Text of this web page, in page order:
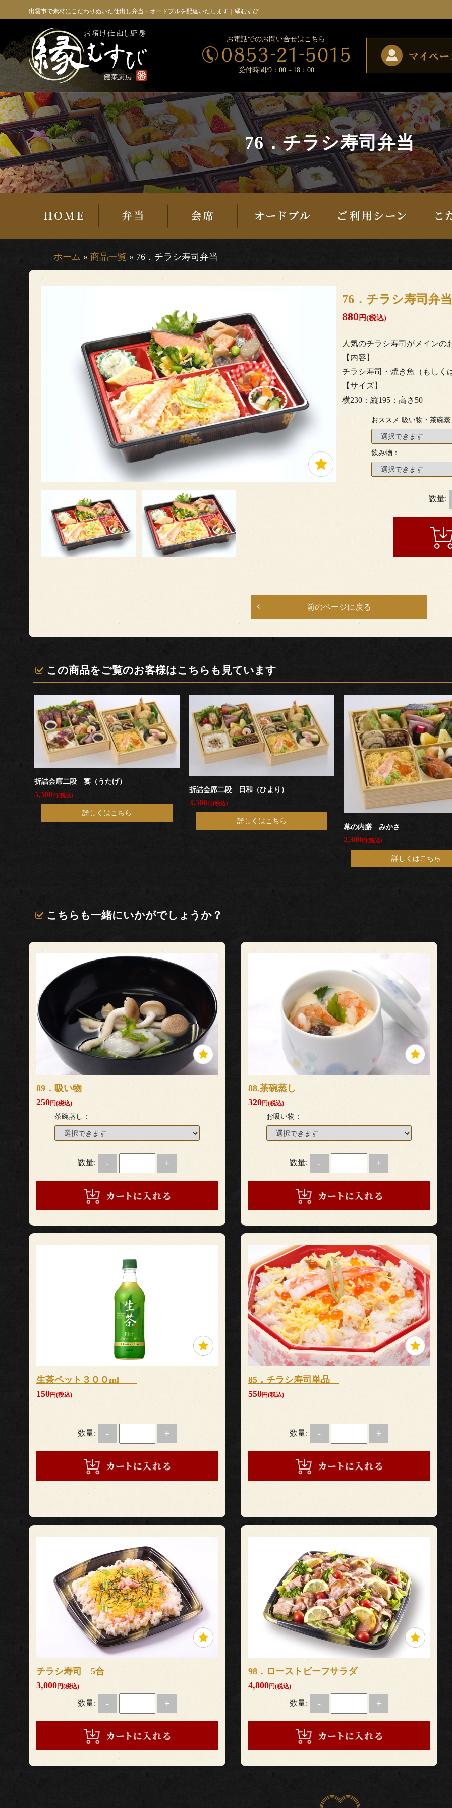
ン
ツ
ス
キ
ッ
プ
出雲市で素材にこだわりぬいた仕出し弁当・オードブルを配達いたします｜縁むすび
お電話でのお問い合せはこちら
受付時間/9：00～18：00
76．チラシ寿司弁当
ホーム » 商品一覧 » 76．チラシ寿司弁当
76．チラシ寿司
880円(税込)
人気のチラシ寿司がメインの
【内容】
チラシ寿司・焼き魚（もしく
【サイズ】
横230：縦195：高さ50
おススメ 吸い物・茶碗
飲み物：
数量:
前のページに戻る
この商品をご覧のお客様はこちらも見ています
折詰会席二段 宴（うたげ）
5,500円(税込)
詳しくはこちら
折詰会席二段 日和（ひより）
3,500円(税込)
詳しくはこちら
幕の内膳 みかさ
2,300円(税込)
詳しくはこちら
こちらも一緒にいかがでしょうか？
89．吸い物
250円(税込)
茶碗蒸し：
数量: - +
88.茶碗蒸し
320円(税込)
お吸い物：
数量: - +
生茶ペット３００ml
150円(税込)
数量: - +
85．チラシ寿司単品
550円(税込)
数量: - +
チラシ寿司 5合
3,000円(税込)
数量: - +
98．ローストビーフサラダ
4,800円(税込)
数量: - +